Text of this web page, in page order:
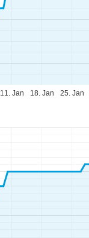
11. Jan 18. Jan 25. Jan